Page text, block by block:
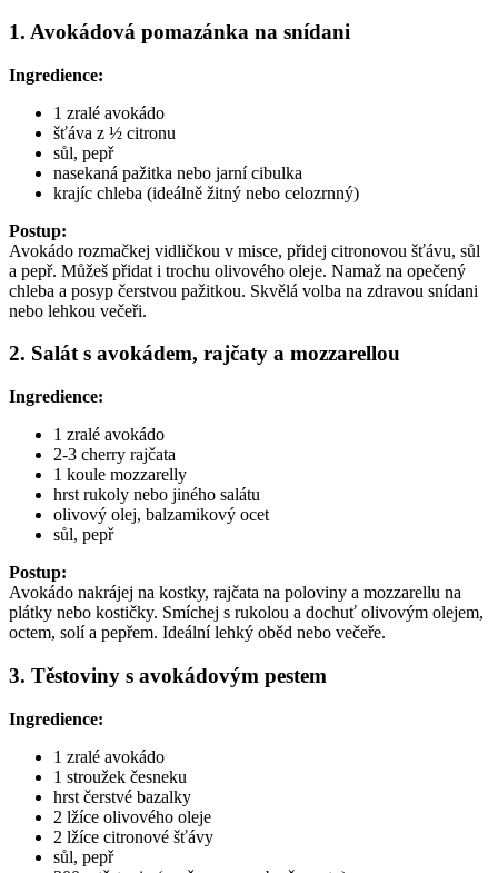
1. Avokádová pomazánka na snídani
Ingredience:
1 zralé avokádo
šťáva z ½ citronu
sůl, pepř
nasekaná pažitka nebo jarní cibulka
krajíc chleba (ideálně žitný nebo celozrnný)
Postup:
Avokádo rozmačkej vidličkou v misce, přidej citronovou šťávu, sůl
a pepř. Můžeš přidat i trochu olivového oleje. Namaž na opečený
chleba a posyp čerstvou pažitkou. Skvělá volba na zdravou snídani
nebo lehkou večeři.
2. Salát s avokádem, rajčaty a mozzarellou
Ingredience:
1 zralé avokádo
2-3 cherry rajčata
1 koule mozzarelly
hrst rukoly nebo jiného salátu
olivový olej, balzamikový ocet
sůl, pepř
Postup:
Avokádo nakrájej na kostky, rajčata na poloviny a mozzarellu na
plátky nebo kostičky. Smíchej s rukolou a dochuť olivovým olejem,
octem, solí a pepřem. Ideální lehký oběd nebo večeře.
3. Těstoviny s avokádovým pestem
Ingredience:
1 zralé avokádo
1 stroužek česneku
hrst čerstvé bazalky
2 lžíce olivového oleje
2 lžíce citronové šťávy
sůl, pepř